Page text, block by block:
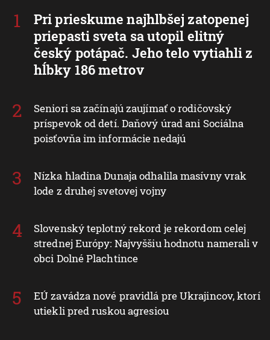
Pri prieskume najhlbšej zatopenej
priepasti sveta sa utopil elitný
český potápač. Jeho telo vytiahli z
hĺbky 186 metrov
Seniori sa začínajú zaujímať o rodičovský
príspevok od detí. Daňový úrad ani Sociálna
poisťovňa im informácie nedajú
Nízka hladina Dunaja odhalila masívny vrak
lode z druhej svetovej vojny
Slovenský teplotný rekord je rekordom celej
strednej Európy: Najvyššiu hodnotu namerali v
obci Dolné Plachtince
EÚ zavádza nové pravidlá pre Ukrajincov, ktorí
utiekli pred ruskou agresiou